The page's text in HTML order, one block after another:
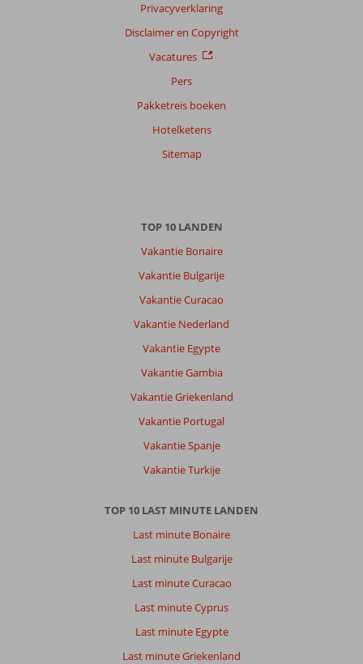
Privacyverklaring
Disclaimer en Copyright
Vacatures
Pers
Pakketreis boeken
Hotelketens
Sitemap
TOP 10 LANDEN
Vakantie Bonaire
Vakantie Bulgarije
Vakantie Curacao
Vakantie Nederland
Vakantie Egypte
Vakantie Gambia
Vakantie Griekenland
Vakantie Portugal
Vakantie Spanje
Vakantie Turkije
TOP 10 LAST MINUTE LANDEN
Last minute Bonaire
Last minute Bulgarije
Last minute Curacao
Last minute Cyprus
Last minute Egypte
Last minute Griekenland